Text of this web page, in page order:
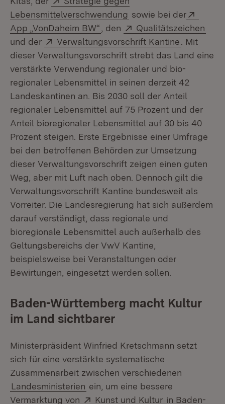
Lebensmittelverschwendung (Öffnet in neuem
sowie bei der
App „VonDaheim BW“ (Öffnet in neuem Fenster)
, den Extern:
Qualitätszeichen
und der
Extern:
Verwaltungsvorschrift Kantine (Öffnet in
. Mit
dieser Verwaltungsvorschrift strebt das Land eine
verstärkte Verwendung regionaler und bio-
regionaler Lebensmittel in seinen derzeit 42
Landeskantinen an. Bis 2030 soll der Anteil
regionaler Lebensmittel auf 75 Prozent und der
Anteil bioregionaler Lebensmittel auf 30 bis 40
Prozent steigen. Erste Ergebnisse einer Umfrage
bei den betroffenen Behörden zur Umsetzung
dieser Verwaltungsvorschrift zeigen einen guten
Weg, aber mit Luft nach oben. Dennoch gilt die
Verwaltungsvorschrift Kantine bundesweit als
Vorreiter. Die Landesregierung hat sich außerdem
darauf verständigt, dass regionale und
bioregionale Lebensmittel auch außerhalb des
Geltungsbereichs der VwV Kantine,
beispielsweise bei Veranstaltungen oder
Bewirtungen, eingesetzt werden sollen.
Baden-Württemberg macht Kultur
im Land sichtbarer
Ministerpräsident Winfried Kretschmann setzt
sich für eine verstärkte systematische
Zusammenarbeit zwischen verschiedenen
Landesministerien ein, um eine bessere
Vermarktung von
Extern:
Kunst und Kultur (Öffnet in
in Baden-